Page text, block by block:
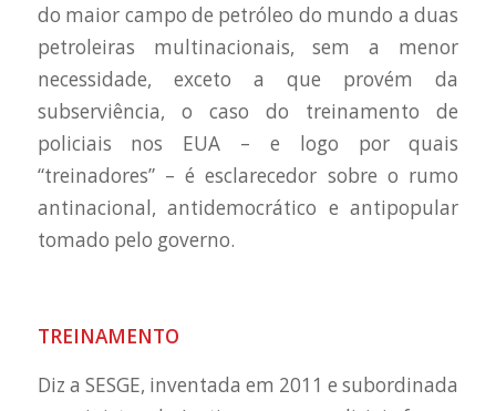
do maior campo de petróleo do mundo a duas
petroleiras multinacionais, sem a menor
necessidade, exceto a que provém da
subserviência, o caso do treinamento de
policiais nos EUA – e logo por quais
“treinadores” – é esclarecedor sobre o rumo
antinacional, antidemocrático e antipopular
tomado pelo governo.
TREINAMENTO
Diz a SESGE, inventada em 2011 e subordinada